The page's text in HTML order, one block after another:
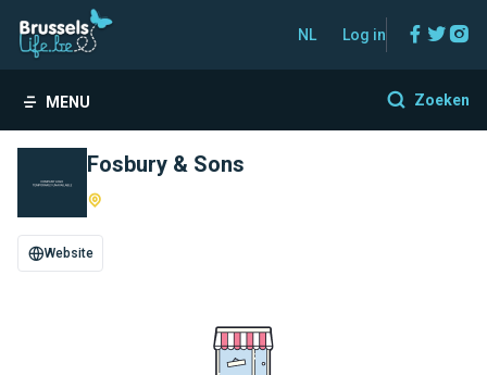
NL Log in
MENU Zoeken
Fosbury & Sons
Website